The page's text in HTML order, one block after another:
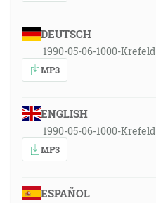
DEUTSCH
1990-05-06-1000-Krefeld
MP3
ENGLISH
1990-05-06-1000-Krefeld
MP3
ESPAÑOL